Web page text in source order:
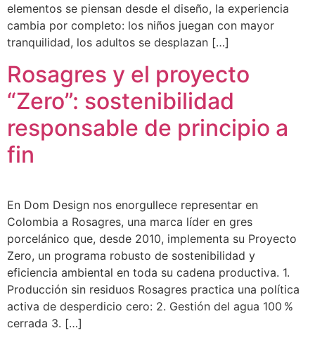
elementos se piensan desde el diseño, la experiencia
cambia por completo: los niños juegan con mayor
tranquilidad, los adultos se desplazan […]
Rosagres y el proyecto
“Zero”: sostenibilidad
responsable de principio a
fin
En Dom Design nos enorgullece representar en
Colombia a Rosagres, una marca líder en gres
porcelánico que, desde 2010, implementa su Proyecto
Zero, un programa robusto de sostenibilidad y
eficiencia ambiental en toda su cadena productiva. 1.
Producción sin residuos Rosagres practica una política
activa de desperdicio cero: 2. Gestión del agua 100 %
cerrada 3. […]